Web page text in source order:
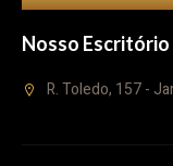
Nosso Escritório
R. Toledo, 157 -